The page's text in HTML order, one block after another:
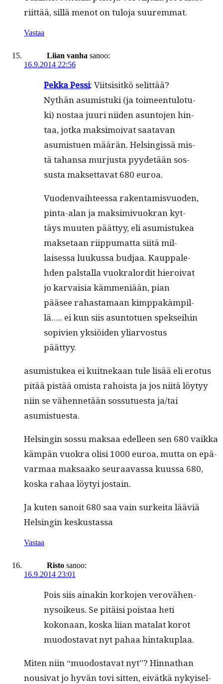
riit­tää, sil­lä menot on tulo­ja suuremmat.
Vastaa
Liian vanha sanoo:
16.9.2014 22:56
Pekka Pes­si: Viit­sisitkö selit­tää?
Nythän asum­is­tu­ki (ja toimeen­tu­lo­tu­
ki) nos­taa juuri niiden asun­to­jen hin­
taa, jot­ka mak­si­moi­vat saata­van
asum­istuen määrän. Helsingis­sä mis­
tä tahansa mur­jus­ta pyy­de­tään sos­
sus­ta mak­set­ta­vat 680 euroa.
Vuo­den­vai­h­teessa rak­en­tamisvuo­den,
pin­ta-alan ja mak­simivuokran kyt­
täys muuten päät­tyy, eli asum­is­tukea
mak­se­taan riip­pumat­ta siitä mil­
laises­sa luukus­sa bud­jaa. Kaup­pale­
hden pal­stal­la vuokralordit hieroi­vat
jo kar­vaisia käm­meniään, pian
pääsee rahas­ta­maan kimp­pakämpil­
lä….. ei kun siis asun­totuen spek­sei­hin
sopivien yksiöi­den yliar­vos­tus
päättyy.
asum­is­tukea ei kuit­nekaan tule lisää eli ero­tus
pitää pistää omista rahoista ja jos niitä löy­tyy
niin se vähen­netään sos­sutues­ta ja/tai
asumistuesta.
Helsin­gin sos­su mak­saa edelleen sen 680 vaik­ka
käm­pän vuokra olisi 1000 euroa, mut­ta on epä­
var­maa mak­saako seu­raavas­sa kuus­sa 680,
kos­ka rahaa löy­tyi jostain.
Ja kuten sanoit 680 saa vain surkei­ta lääviä
Helsin­gin keskustassa
Vastaa
Risto sanoo:
16.9.2014 23:01
Pois siis ainakin korko­jen verovähen­
nysoikeus. Se pitäisi pois­taa heti
kokon­aan, kos­ka liian mata­lat korot
muo­dosta­vat nyt pahaa hintakuplaa.
Miten niin “muo­dosta­vat nyt”? Hin­nathan
nousi­vat jo hyvän tovi sit­ten, eivätkä nykyisel­